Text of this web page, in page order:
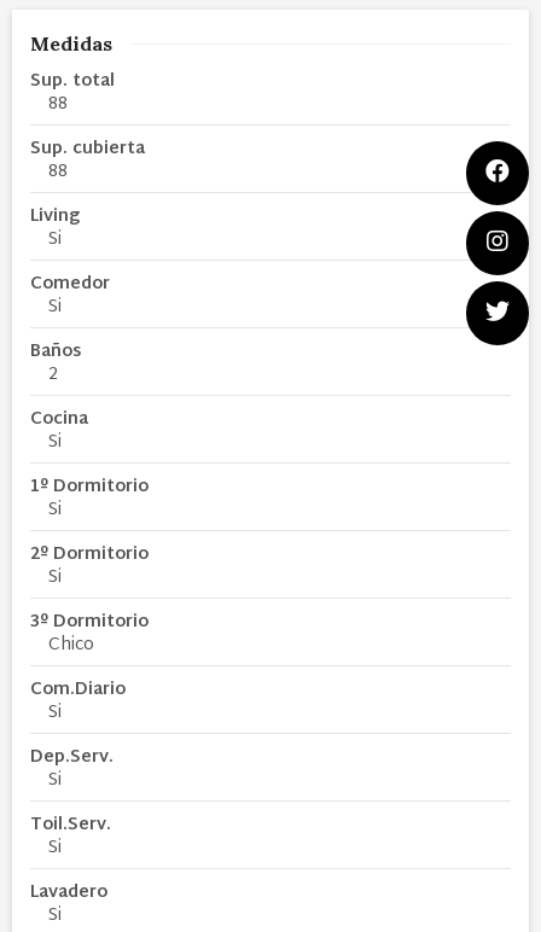
Medidas
Sup. total
88
Sup. cubierta
88
Living
Si
Comedor
Si
Baños
2
Cocina
Si
1º Dormitorio
Si
2º Dormitorio
Si
3º Dormitorio
Chico
Com.Diario
Si
Dep.Serv.
Si
Toil.Serv.
Si
Lavadero
Si